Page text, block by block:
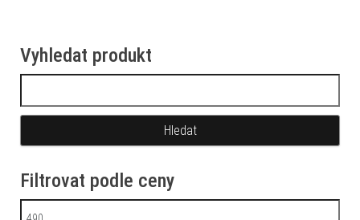
Vyhledat produkt
Filtrovat podle ceny
Minimální cena